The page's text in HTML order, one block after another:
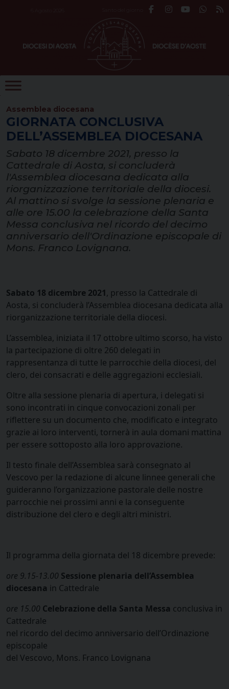
Assemblea diocesana
GIORNATA CONCLUSIVA
DELL’ASSEMBLEA DIOCESANA
Sabato 18 dicembre 2021, presso la
Cattedrale di Aosta, si concluderà
l'Assemblea diocesana dedicata alla
riorganizzazione territoriale della diocesi.
Al mattino si svolge la sessione plenaria e
alle ore 15.00 la celebrazione della Santa
Messa conclusiva nel ricordo del decimo
anniversario dell'Ordinazione episcopale di
Mons. Franco Lovignana.
Sabato 18 dicembre 2021, presso la Cattedrale di
Aosta, si concluderà l’Assemblea diocesana dedicata alla
riorganizzazione territoriale della diocesi.
L’assemblea, iniziata il 17 ottobre ultimo scorso, ha visto
la partecipazione di oltre 260 delegati in
rappresentanza di tutte le parrocchie della diocesi, del
clero, dei consacrati e delle aggregazioni ecclesiali.
Oltre alla sessione plenaria di apertura, i delegati si
sono incontrati in cinque convocazioni zonali per
riflettere su un documento che, modificato e integrato
grazie ai loro interventi, tornerà in aula domani mattina
per essere sottoposto alla loro approvazione.
Il testo finale dell’Assemblea sarà consegnato al
Vescovo per la redazione di alcune linnee generali che
guideranno l’organizzazione pastorale delle nostre
parrocchie nei prossimi anni e la conseguente
distribuzione del clero e degli altri ministri.
Il programma della giornata del 18 dicembre prevede:
ore 9.15-13.00 Sessione plenaria dell’Assemblea
diocesana in Cattedrale
ore 15.00 Celebrazione della Santa Messa conclusiva in
Cattedrale
nel ricordo del decimo anniversario dell’Ordinazione
episcopale
del Vescovo, Mons. Franco Lovignana